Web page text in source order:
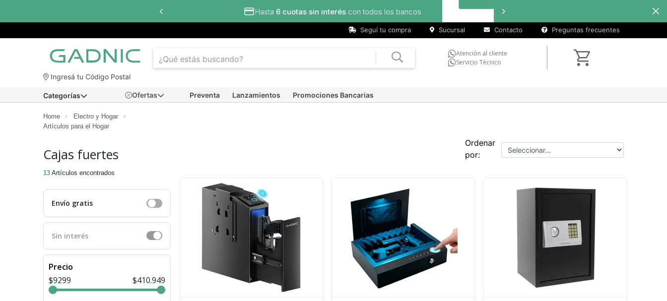
Hasta6 cuotas sin interéscon todos los bancos
Seguí tu compra Sucursal Contacto Preguntas frecuentes
Atención al cliente
Servicio Técnico
Ingresá tu Código Postal
Ofertas Preventa Lanzamientos Promociones Bancarias
Categorías
Home
Electro y Hogar
Artículos para el Hogar
Cajas fuertes
13 Artículos encontrados
Envío gratis
Sin interés
Precio
$9299
$410.949
Ordenar
por: